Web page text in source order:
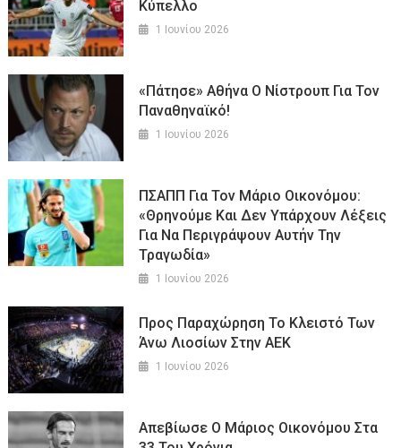
Κύπελλο
1 Ιουνίου 2026
«Πάτησε» Αθήνα Ο Νίστρουπ Για Τον
Παναθηναϊκό!
1 Ιουνίου 2026
ΠΣΑΠΠ Για Τον Μάριο Οικονόμου:
«Θρηνούμε Και Δεν Υπάρχουν Λέξεις
Για Να Περιγράψουν Αυτήν Την
Τραγωδία»
1 Ιουνίου 2026
Προς Παραχώρηση Το Κλειστό Των
Άνω Λιοσίων Στην ΑΕΚ
1 Ιουνίου 2026
Απεβίωσε Ο Μάριος Οικονόμου Στα